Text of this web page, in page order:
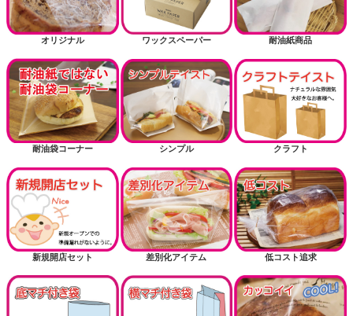
オリジナル ワックスペーパー 耐油紙商品
耐油袋コーナー シンプル クラフト
新規開店セット 差別化アイテム 低コスト追求